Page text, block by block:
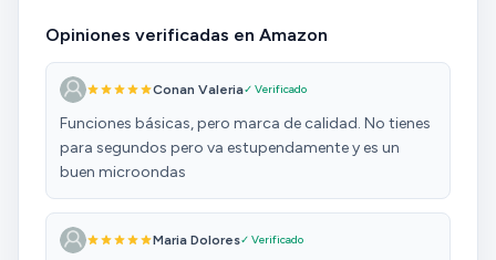
Opiniones verificadas en Amazon
Conan Valeria✓ Verificado
Funciones básicas, pero marca de calidad. No tienes
para segundos pero va estupendamente y es un
buen microondas
Maria Dolores✓ Verificado